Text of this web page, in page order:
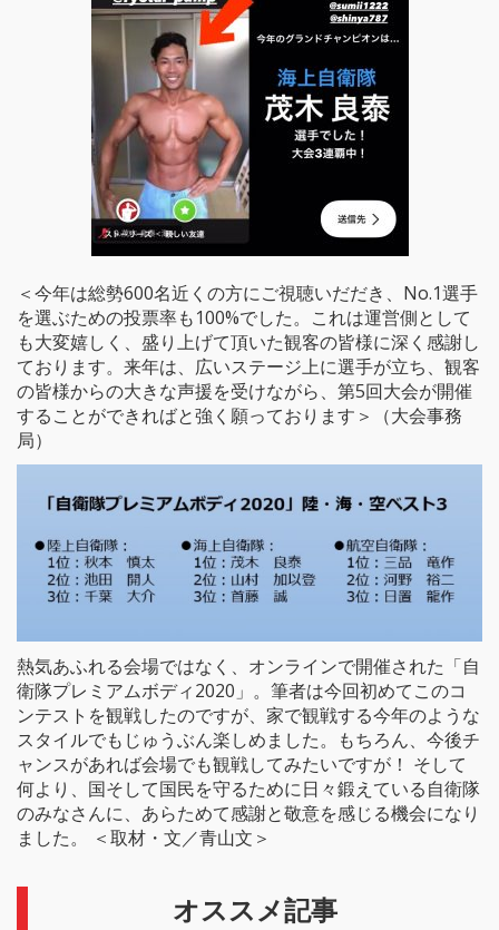
＜今年は総勢600名近くの方にご視聴いだだき、No.1選手
を選ぶための投票率も100%でした。これは運営側として
も大変嬉しく、盛り上げて頂いた観客の皆様に深く感謝し
ております。来年は、広いステージ上に選手が立ち、観客
の皆様からの大きな声援を受けながら、第5回大会が開催
することができればと強く願っております＞（大会事務
局）
熱気あふれる会場ではなく、オンラインで開催された「自
衛隊プレミアムボディ2020」。筆者は今回初めてこのコ
ンテストを観戦したのですが、家で観戦する今年のような
スタイルでもじゅうぶん楽しめました。もちろん、今後チ
ャンスがあれば会場でも観戦してみたいですが！ そして
何より、国そして国民を守るために日々鍛えている自衛隊
のみなさんに、あらためて感謝と敬意を感じる機会になり
ました。 ＜取材・文／青山文＞
オススメ記事